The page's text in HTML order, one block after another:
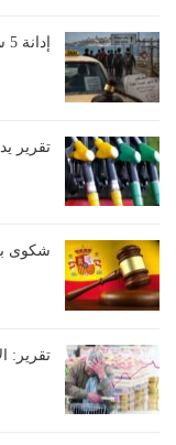
إدانة 5 سائقين بعد أحداث الهجرة الجماعية
تقرير
شكوى
تقرير: